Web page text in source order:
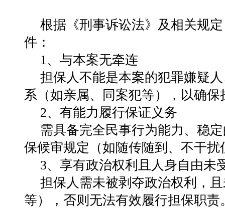
根据《刑事诉讼法》及相关规
件：
1、与本案无牵连
担保人不能是本案的犯罪嫌疑
系（如亲属、同案犯等），以确保
2、有能力履行保证义务
需具备完全民事行为能力、稳
保候审规定（如随传随到、不干扰
3、享有政治权利且人身自由未
担保人需未被剥夺政治权利，
等），否则无法有效履行担保职责‌